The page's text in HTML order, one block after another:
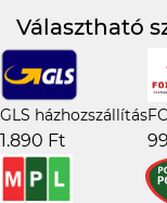
Választható
GLS házhozszállítás
1.890 Ft